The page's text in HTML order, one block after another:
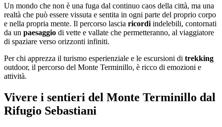
Un mondo che non è una fuga dal continuo caos della città, ma una
realtà che può essere vissuta e sentita in ogni parte del proprio corpo
e nella propria mente. Il percorso lascia ricordiindelebili, contornati
da un paesaggio di vette e vallate che permetteranno, al viaggiatore
di spaziare verso orizzonti infiniti.
Per chi apprezza il turismo esperienziale e le escursioni di trekking
outdoor, il percorso del Monte Terminillo, è ricco di emozioni e
attività.
Vivere i sentieri del Monte Terminillo dal
Rifugio Sebastiani